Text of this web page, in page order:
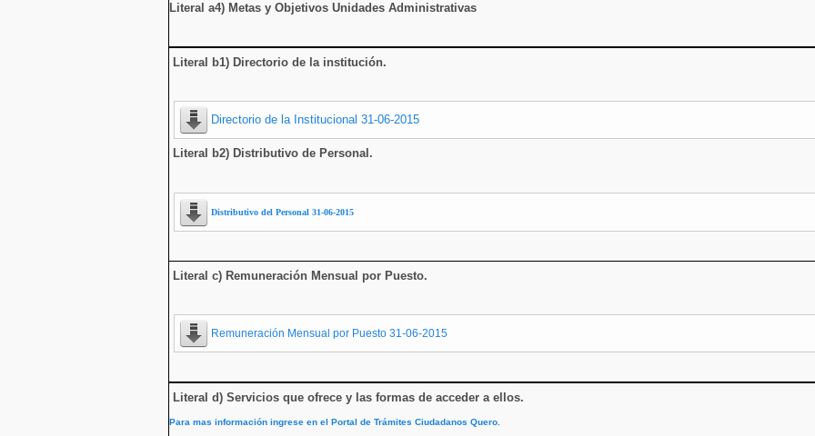
Literal a4) Metas y Objetivos Unidades Administrativas
Literal b1) Directorio de la institución.
Directorio de la Institucional 31-06-2015
Literal b2) Distributivo de Personal.
Distributivo del Personal 31-06-2015
Literal c) Remuneración Mensual por Puesto.
Remuneración Mensual por Puesto 31-06-2015
Literal d) Servicios que ofrece y las formas de acceder a ellos.
Para mas información ingrese en el Portal de Trámites Ciudadanos Quero.